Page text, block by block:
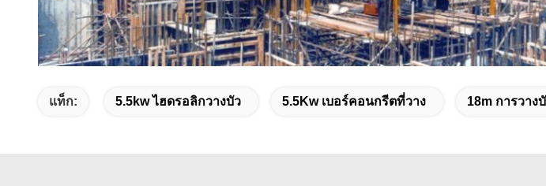
แท็ก: 5.5kw ไฮดรอลิกวางบัว 5.5Kw เบอร์คอนกรีตที่วาง 18m การวาง